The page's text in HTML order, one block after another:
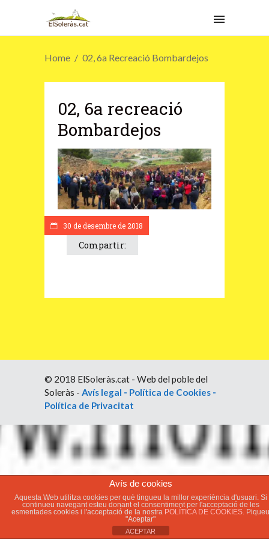
Home 02, 6a Recreació Bombardejos
30 de desembre de 2018
02, 6a recreació
Bombardejos
Compartir:
© 2018 ElSoleràs.cat - Web del poble del
Soleràs - Avís legal - Política de Cookies -
Política de Privacitat
Avís de cookies
Aquesta Web utilitza cookies per què tingueu la millor experiència d'usuari. Si
continueu navegant esteu donant el consentiment per l'acceptació de les
esmentades cookies i l'acceptació de la nostra POLÍTICA DE COOKIES. Piqueu
"Aceptar"
ACEPTAR